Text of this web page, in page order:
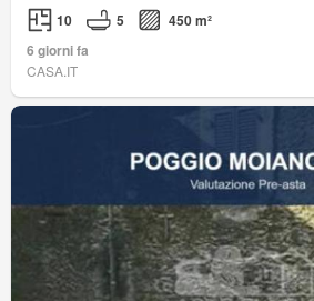
10 5
450 m²
6 giorni fa
CASA.IT